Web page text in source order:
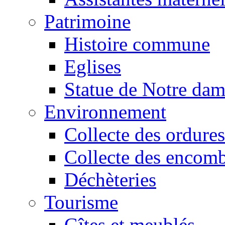
Patrimoine
Histoire commune
Eglises
Statue de Notre
Environnement
Collecte des ordures
Collecte des
Déchèteries
Tourisme